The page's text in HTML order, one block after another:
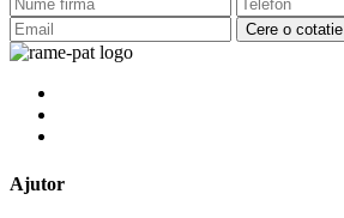
Cere o cotatie
Ajutor